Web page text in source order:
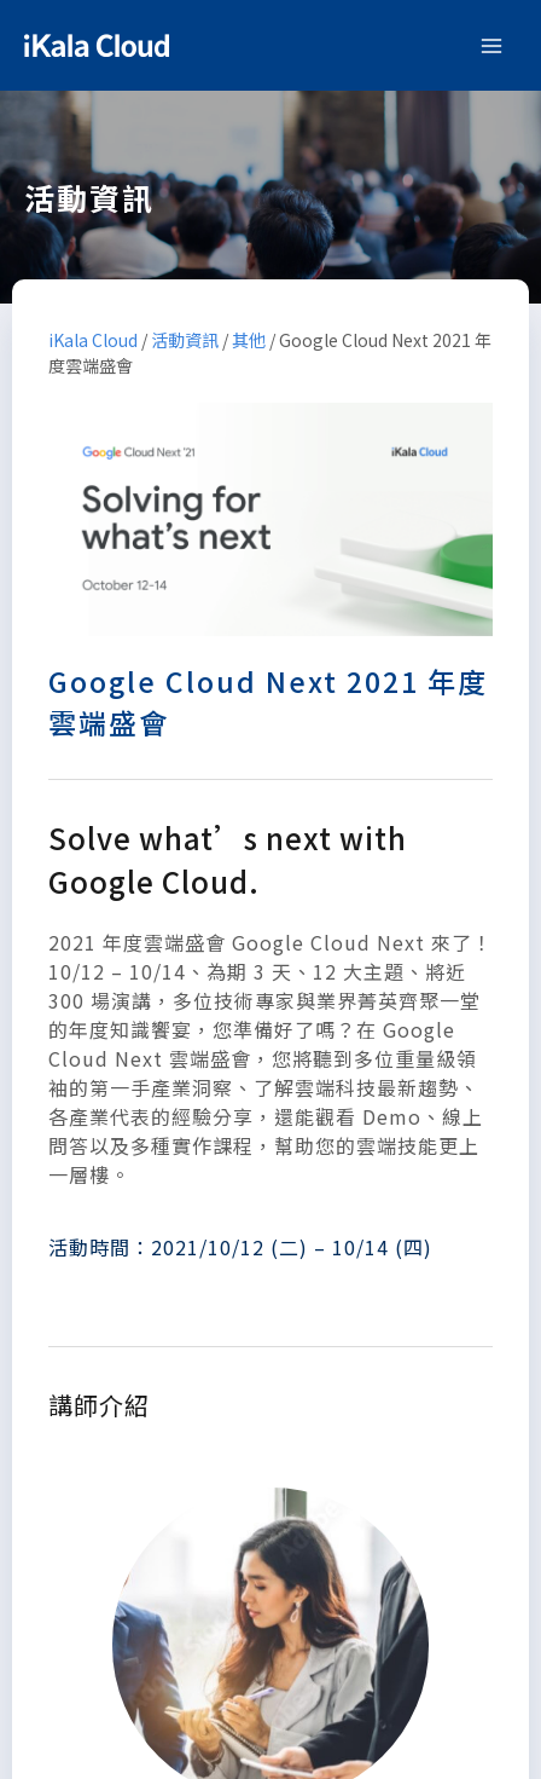
活動資訊
iKala Cloud / 活動資訊 /其他 /Google Cloud Next 2021 年
度雲端盛會
Google Cloud Next 2021 年度
雲端盛會
Solve what’s next with
Google Cloud.
2021 年度雲端盛會 Google Cloud Next 來了！
10/12 – 10/14、為期 3 天、12 大主題、將近
300 場演講，多位技術專家與業界菁英齊聚一堂
的年度知識饗宴，您準備好了嗎？在 Google
Cloud Next 雲端盛會，您將聽到多位重量級領
袖的第一手產業洞察、了解雲端科技最新趨勢、
各產業代表的經驗分享，還能觀看 Demo、線上
問答以及多種實作課程，幫助您的雲端技能更上
一層樓。
活動時間：2021/10/12 (二) – 10/14 (四)
講師介紹